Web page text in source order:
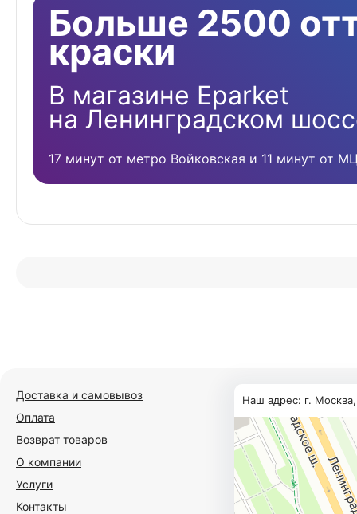
Больше 2500
краски
В магазине Eparket
на Ленинградском
17 минут от метро Войковская и 11 минут от
Доставка и самовывоз
Оплата
Возврат товаров
О компании
Услуги
Контакты
Наш адрес: г.